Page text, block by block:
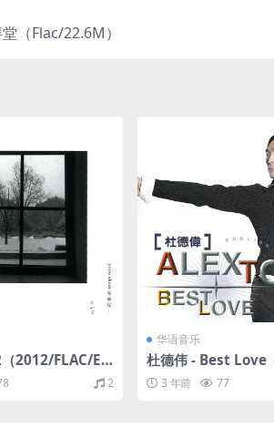
（Flac/22.6M）
2012/FLAC/EP
2
华语音乐
杜德伟 - Best Love
LAC/分轨/294M）
3 年前 77